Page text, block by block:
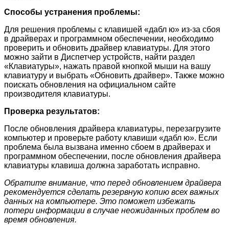
Способы устранения проблемы:
Для решения проблемы с клавишей «дабл ю» из-за сбоя
в драйверах и программном обеспечении, необходимо
проверить и обновить драйвер клавиатуры. Для этого
можно зайти в Диспетчер устройств, найти раздел
«Клавиатуры», нажать правой кнопкой мыши на вашу
клавиатуру и выбрать «Обновить драйвер». Также можно
поискать обновления на официальном сайте
производителя клавиатуры.
Проверка результатов:
После обновления драйвера клавиатуры, перезагрузите
компьютер и проверьте работу клавиши «дабл ю». Если
проблема была вызвана именно сбоем в драйверах и
программном обеспечении, после обновления драйвера
клавиатуры клавиша должна заработать исправно.
Обратите внимание, что перед обновлением драйвера
рекомендуется сделать резервную копию всех важных
данных на компьютере. Это поможет избежать
потери информации в случае неожиданных проблем во
время обновления.